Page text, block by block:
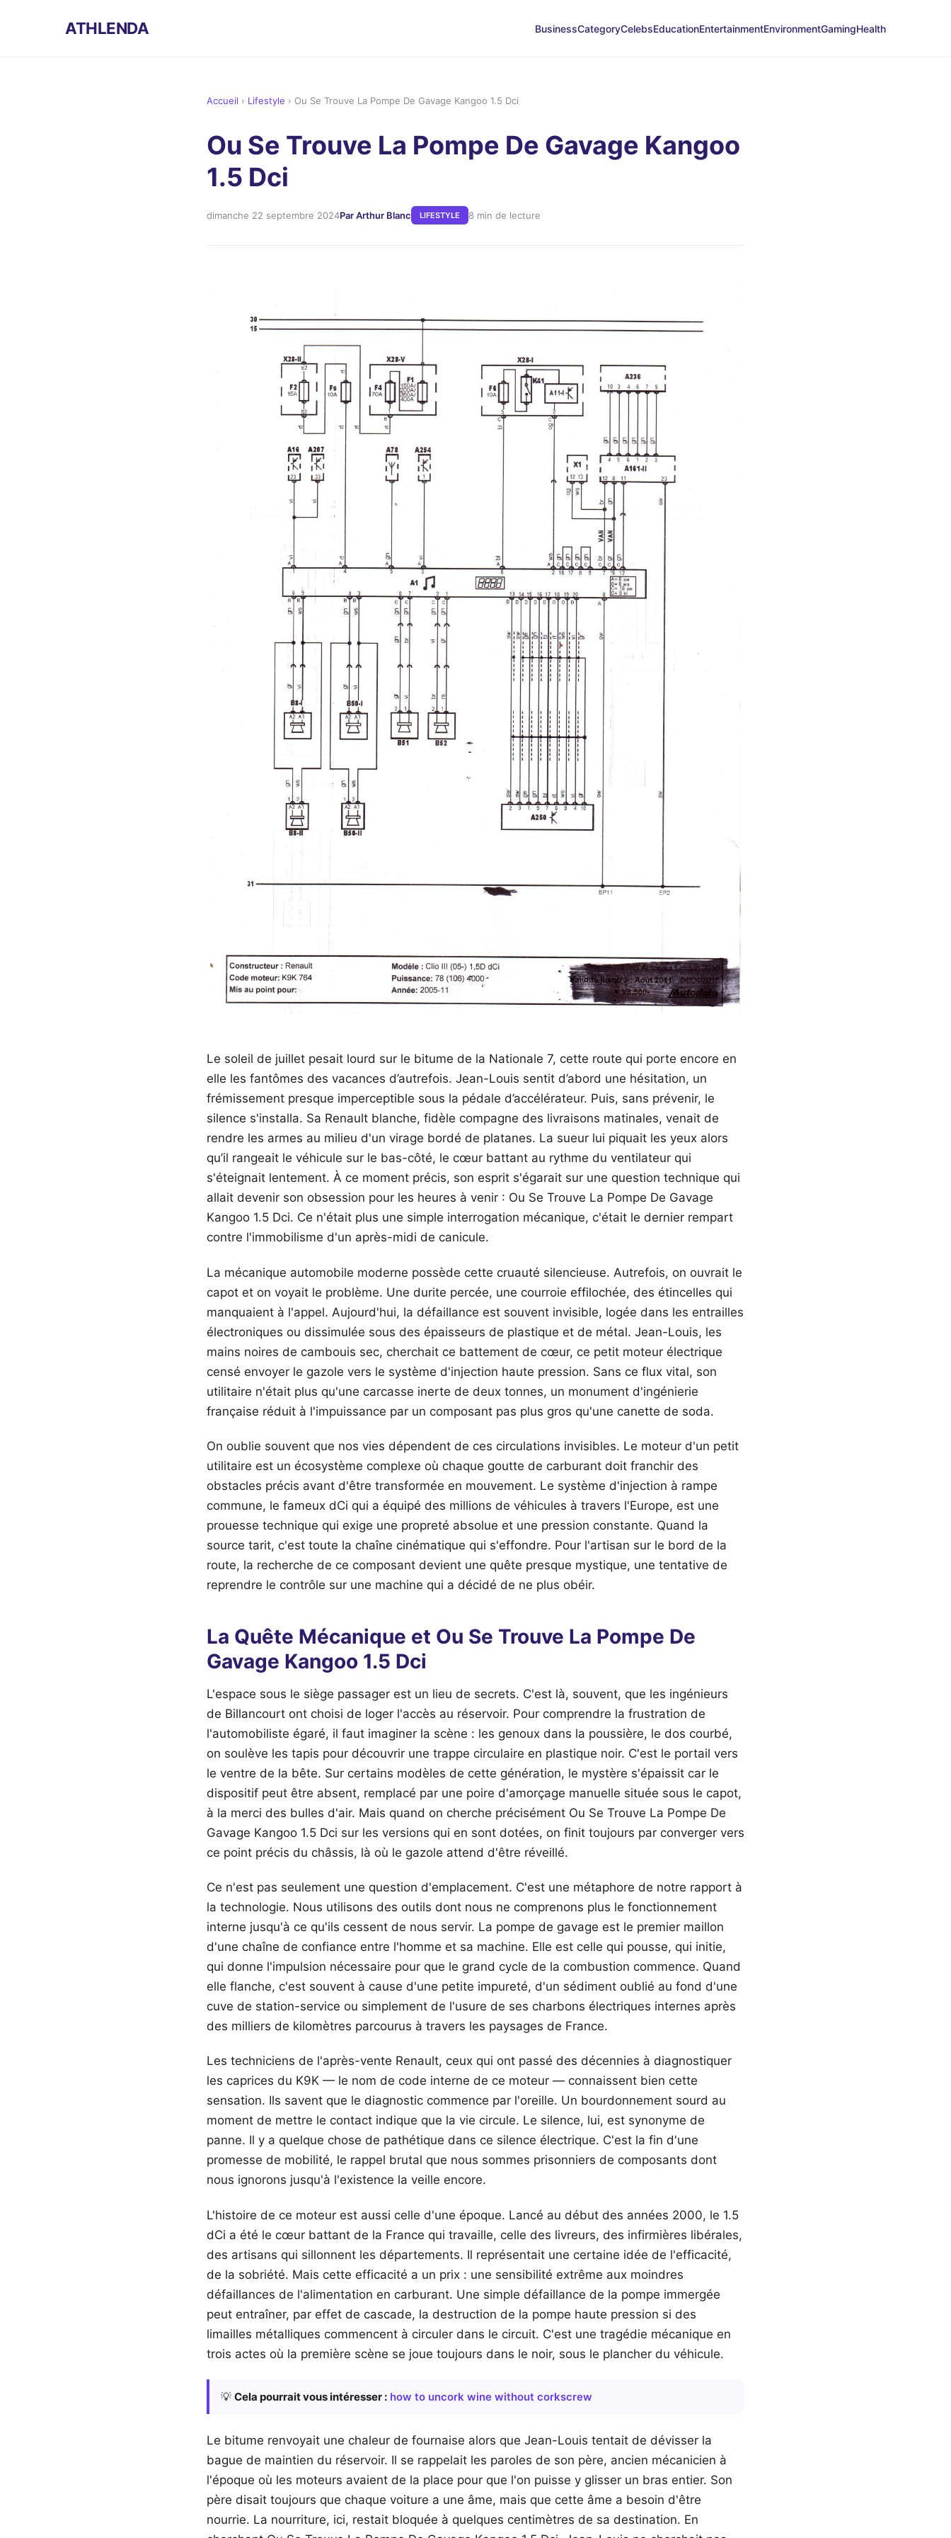
ATHLENDA BusinessCategoryCelebsEducationEntertainmentEnvironmentGamingHealth
Accueil › Lifestyle › Ou Se Trouve La Pompe De Gavage Kangoo 1.5 Dci
Ou Se Trouve La Pompe De Gavage Kangoo
1.5 Dci
dimanche 22 septembre 2024Par Arthur Blanc LIFESTYLE 8 min de lecture
Le soleil de juillet pesait lourd sur le bitume de la Nationale 7, cette route qui porte encore en
elle les fantômes des vacances d’autrefois. Jean-Louis sentit d’abord une hésitation, un
frémissement presque imperceptible sous la pédale d’accélérateur. Puis, sans prévenir, le
silence s'installa. Sa Renault blanche, fidèle compagne des livraisons matinales, venait de
rendre les armes au milieu d'un virage bordé de platanes. La sueur lui piquait les yeux alors
qu’il rangeait le véhicule sur le bas-côté, le cœur battant au rythme du ventilateur qui
s'éteignait lentement. À ce moment précis, son esprit s'égarait sur une question technique qui
allait devenir son obsession pour les heures à venir : Ou Se Trouve La Pompe De Gavage
Kangoo 1.5 Dci. Ce n'était plus une simple interrogation mécanique, c'était le dernier rempart
contre l'immobilisme d'un après-midi de canicule.
La mécanique automobile moderne possède cette cruauté silencieuse. Autrefois, on ouvrait le
capot et on voyait le problème. Une durite percée, une courroie effilochée, des étincelles qui
manquaient à l'appel. Aujourd'hui, la défaillance est souvent invisible, logée dans les entrailles
électroniques ou dissimulée sous des épaisseurs de plastique et de métal. Jean-Louis, les
mains noires de cambouis sec, cherchait ce battement de cœur, ce petit moteur électrique
censé envoyer le gazole vers le système d'injection haute pression. Sans ce flux vital, son
utilitaire n'était plus qu'une carcasse inerte de deux tonnes, un monument d'ingénierie
française réduit à l'impuissance par un composant pas plus gros qu'une canette de soda.
On oublie souvent que nos vies dépendent de ces circulations invisibles. Le moteur d'un petit
utilitaire est un écosystème complexe où chaque goutte de carburant doit franchir des
obstacles précis avant d'être transformée en mouvement. Le système d'injection à rampe
commune, le fameux dCi qui a équipé des millions de véhicules à travers l'Europe, est une
prouesse technique qui exige une propreté absolue et une pression constante. Quand la
source tarit, c'est toute la chaîne cinématique qui s'effondre. Pour l'artisan sur le bord de la
route, la recherche de ce composant devient une quête presque mystique, une tentative de
reprendre le contrôle sur une machine qui a décidé de ne plus obéir.
La Quête Mécanique et Ou Se Trouve La Pompe De
Gavage Kangoo 1.5 Dci
L'espace sous le siège passager est un lieu de secrets. C'est là, souvent, que les ingénieurs
de Billancourt ont choisi de loger l'accès au réservoir. Pour comprendre la frustration de
l'automobiliste égaré, il faut imaginer la scène : les genoux dans la poussière, le dos courbé,
on soulève les tapis pour découvrir une trappe circulaire en plastique noir. C'est le portail vers
le ventre de la bête. Sur certains modèles de cette génération, le mystère s'épaissit car le
dispositif peut être absent, remplacé par une poire d'amorçage manuelle située sous le capot,
à la merci des bulles d'air. Mais quand on cherche précisément Ou Se Trouve La Pompe De
Gavage Kangoo 1.5 Dci sur les versions qui en sont dotées, on finit toujours par converger vers
ce point précis du châssis, là où le gazole attend d'être réveillé.
Ce n'est pas seulement une question d'emplacement. C'est une métaphore de notre rapport à
la technologie. Nous utilisons des outils dont nous ne comprenons plus le fonctionnement
interne jusqu'à ce qu'ils cessent de nous servir. La pompe de gavage est le premier maillon
d'une chaîne de confiance entre l'homme et sa machine. Elle est celle qui pousse, qui initie,
qui donne l'impulsion nécessaire pour que le grand cycle de la combustion commence. Quand
elle flanche, c'est souvent à cause d'une petite impureté, d'un sédiment oublié au fond d'une
cuve de station-service ou simplement de l'usure de ses charbons électriques internes après
des milliers de kilomètres parcourus à travers les paysages de France.
Les techniciens de l'après-vente Renault, ceux qui ont passé des décennies à diagnostiquer
les caprices du K9K — le nom de code interne de ce moteur — connaissent bien cette
sensation. Ils savent que le diagnostic commence par l'oreille. Un bourdonnement sourd au
moment de mettre le contact indique que la vie circule. Le silence, lui, est synonyme de
panne. Il y a quelque chose de pathétique dans ce silence électrique. C'est la fin d'une
promesse de mobilité, le rappel brutal que nous sommes prisonniers de composants dont
nous ignorons jusqu'à l'existence la veille encore.
L'histoire de ce moteur est aussi celle d'une époque. Lancé au début des années 2000, le 1.5
dCi a été le cœur battant de la France qui travaille, celle des livreurs, des infirmières libérales,
des artisans qui sillonnent les départements. Il représentait une certaine idée de l'efficacité,
de la sobriété. Mais cette efficacité a un prix : une sensibilité extrême aux moindres
défaillances de l'alimentation en carburant. Une simple défaillance de la pompe immergée
peut entraîner, par effet de cascade, la destruction de la pompe haute pression si des
limailles métalliques commencent à circuler dans le circuit. C'est une tragédie mécanique en
trois actes où la première scène se joue toujours dans le noir, sous le plancher du véhicule.
💡 Cela pourrait vous intéresser : how to uncork wine without corkscrew
Le bitume renvoyait une chaleur de fournaise alors que Jean-Louis tentait de dévisser la
bague de maintien du réservoir. Il se rappelait les paroles de son père, ancien mécanicien à
l'époque où les moteurs avaient de la place pour que l'on puisse y glisser un bras entier. Son
père disait toujours que chaque voiture a une âme, mais que cette âme a besoin d'être
nourrie. La nourriture, ici, restait bloquée à quelques centimètres de sa destination. En